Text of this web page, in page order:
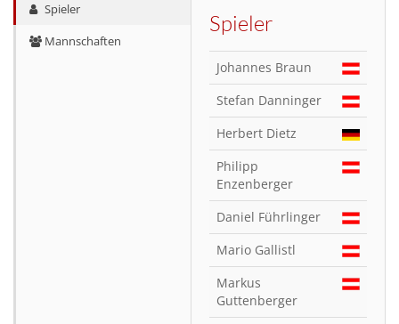
Spieler
Mannschaften
Spieler
Johannes Braun
Stefan Danninger
Herbert Dietz
Philipp
Enzenberger
Daniel Führlinger
Mario Gallistl
Markus
Guttenberger